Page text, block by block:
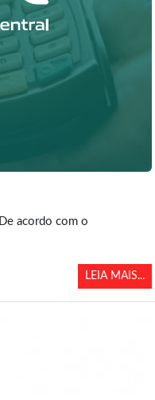
acordo com o
LEIA MAIS...